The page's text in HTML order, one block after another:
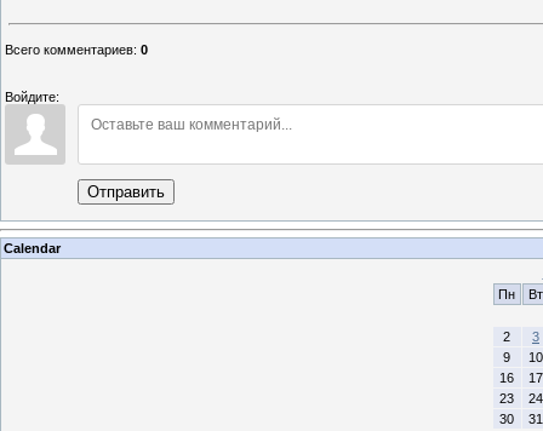
Всего комментариев: 0
Войдите:
Отправить
Calendar
Пн
Вт
2
3
9
10
16
17
23
24
30
31